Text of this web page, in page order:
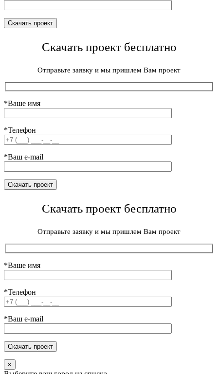
Скачать проект бесплатно
Отправьте заявку и мы пришлем Вам проект
*Ваше имя
*Телефон
*Ваш e-mail
Скачать проект бесплатно
Отправьте заявку и мы пришлем Вам проект
*Ваше имя
*Телефон
*Ваш e-mail
×